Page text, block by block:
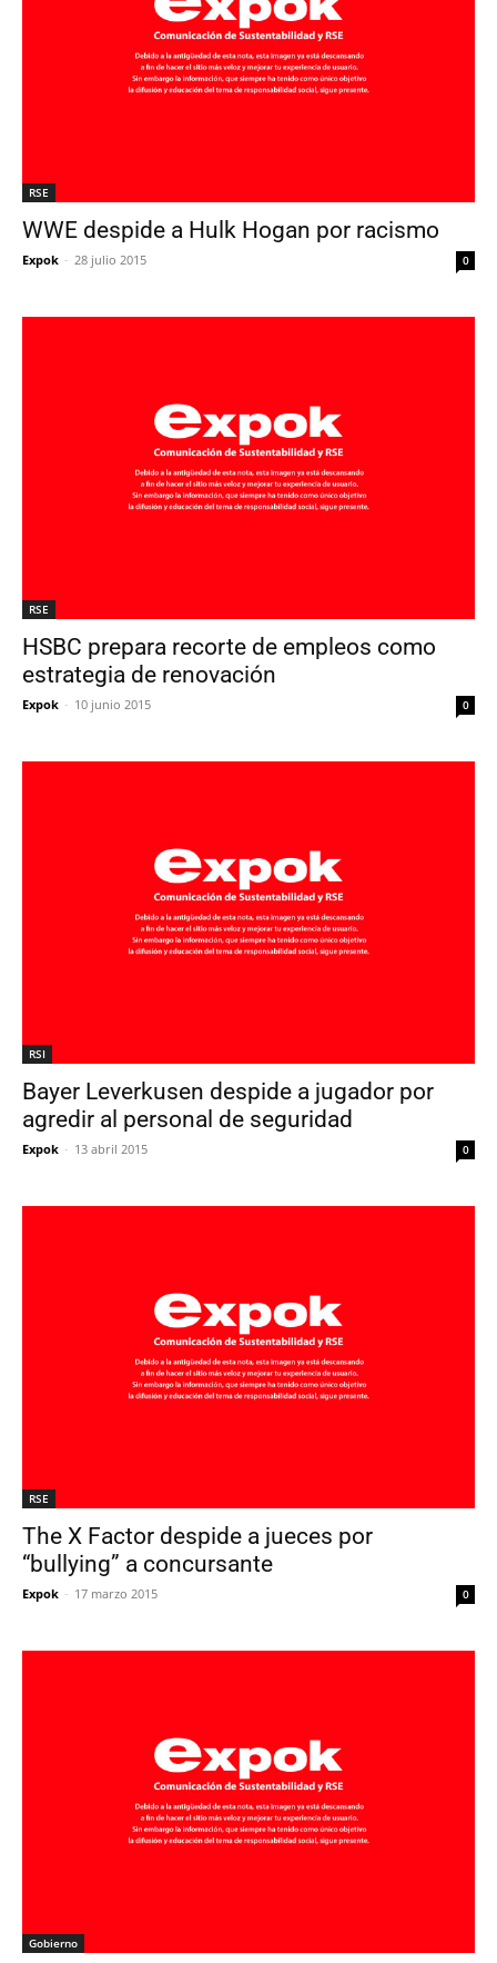
RSE
WWE despide a Hulk Hogan por racismo
Expok - 28 julio 2015 0
RSE
HSBC prepara recorte de empleos como
estrategia de renovación
Expok - 10 junio 2015 0
RSI
Bayer Leverkusen despide a jugador por
agredir al personal de seguridad
Expok - 13 abril 2015 0
RSE
The X Factor despide a jueces por
“bullying” a concursante
Expok - 17 marzo 2015 0
Gobierno